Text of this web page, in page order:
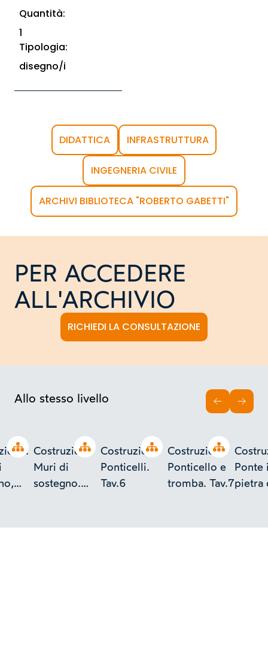
Quantità:
1
Tipologia:
disegno/i
DIDATTICA INFRASTRUTTURA
INGEGNERIA CIVILE
ARCHIVI BIBLIOTECA "ROBERTO GABETTI"
PER ACCEDERE
ALL'ARCHIVIO
RICHIEDI LA CONSULTAZIONE
Allo stesso livello
Open tree Open tree
Costruzioni:
Muri di
sostegno.
Open tree
Costruzioni:
Ponticelli.
Tav.6
Open tree
Costruzioni:
Ponticello e
tromba. Tav.7
Ponte
pietra
INDIETRO